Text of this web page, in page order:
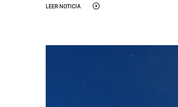
LEER NOTICIA